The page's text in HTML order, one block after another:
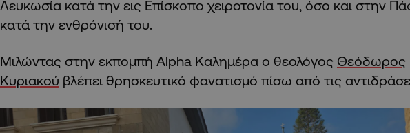
Λευκωσία κατά την εις Επίσκοπο χειροτονία του, όσο και στην
κατά την ενθρόνισή του.
Μιλώντας στην εκπομπή Alpha Καλημέρα ο θεολόγος Θεόδωρος
Κυριακού βλέπει θρησκευτικό φανατισμό πίσω από τις